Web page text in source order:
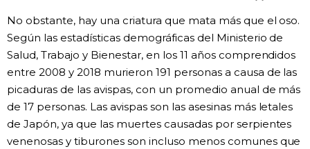
No obstante, hay una criatura que mata más que el oso.
Según las estadísticas demográficas del Ministerio de
Salud, Trabajo y Bienestar, en los 11 años comprendidos
entre 2008 y 2018 murieron 191 personas a causa de las
picaduras de las avispas, con un promedio anual de más
de 17 personas. Las avispas son las asesinas más letales
de Japón, ya que las muertes causadas por serpientes
venenosas y tiburones son incluso menos comunes que